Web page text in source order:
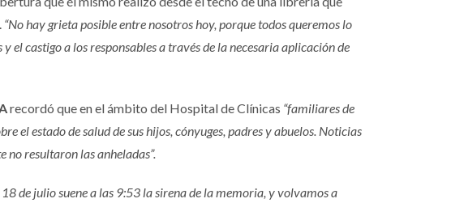
“No hay grieta posible entre nosotros hoy, porque todos queremos lo
el castigo a los responsables a través de la necesaria aplicación de
recordó que en el ámbito del Hospital de Clínicas “familiares de
el estado de salud de sus hijos, cónyuges, padres y abuelos. Noticias
no resultaron las anheladas”.
de julio suene a las 9:53 la sirena de la memoria, y volvamos a